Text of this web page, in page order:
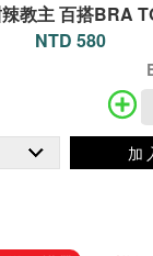
教主 百搭BRA
NTD 580
加